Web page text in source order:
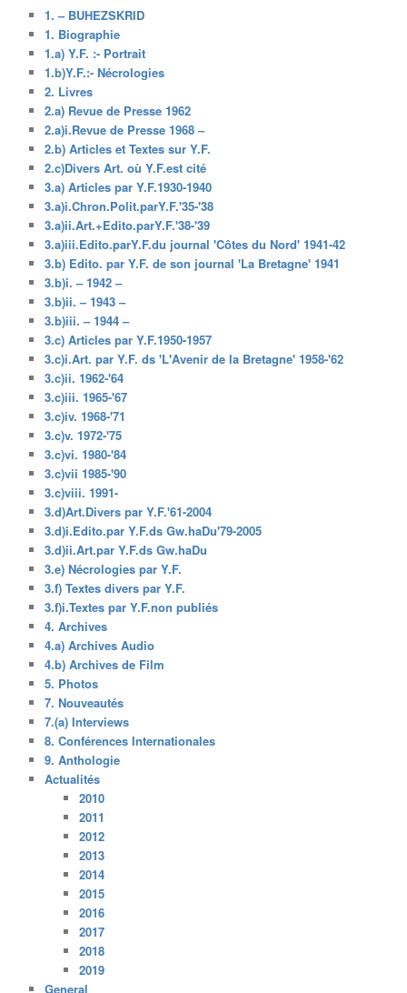
1. – BUHEZSKRID
1. Biographie
1.a) Y.F. :- Portrait
1.b)Y.F.:- Nécrologies
2. Livres
2.a) Revue de Presse 1962
2.a)i.Revue de Presse 1968 –
2.b) Articles et Textes sur Y.F.
2.c)Divers Art. où Y.F.est cité
3.a) Articles par Y.F.1930-1940
3.a)i.Chron.Polit.parY.F.'35-'38
3.a)ii.Art.+Edito.parY.F.'38-'39
3.a)iii.Edito.parY.F.du journal 'Côtes du Nord' 1941-42
3.b) Edito. par Y.F. de son journal 'La Bretagne' 1941
3.b)i. – 1942 –
3.b)ii. – 1943 –
3.b)iii. – 1944 –
3.c) Articles par Y.F.1950-1957
3.c)i.Art. par Y.F. ds 'L'Avenir de la Bretagne' 1958-'62
3.c)ii. 1962-'64
3.c)iii. 1965-'67
3.c)iv. 1968-'71
3.c)v. 1972-'75
3.c)vi. 1980-'84
3.c)vii 1985-'90
3.c)viii. 1991-
3.d)Art.Divers par Y.F.'61-2004
3.d)i.Edito.par Y.F.ds Gw.haDu'79-2005
3.d)ii.Art.par Y.F.ds Gw.haDu
3.e) Nécrologies par Y.F.
3.f) Textes divers par Y.F.
3.f)i.Textes par Y.F.non publiés
4. Archives
4.a) Archives Audio
4.b) Archives de Film
5. Photos
7. Nouveautés
7.(a) Interviews
8. Conférences Internationales
9. Anthologie
Actualités
2010
2011
2012
2013
2014
2015
2016
2017
2018
2019
General